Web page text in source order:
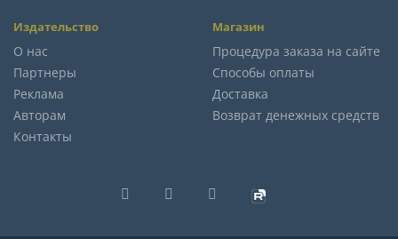
Издательство
О нас
Партнеры
Реклама
Авторам
Контакты
Магазин
Процедура заказа на сайте
Способы оплаты
Доставка
Возврат денежных средств